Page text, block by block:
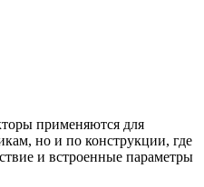
применяются для
но и по конструкции, где
и встроенные параметры